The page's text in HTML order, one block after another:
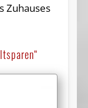
Zuhauses